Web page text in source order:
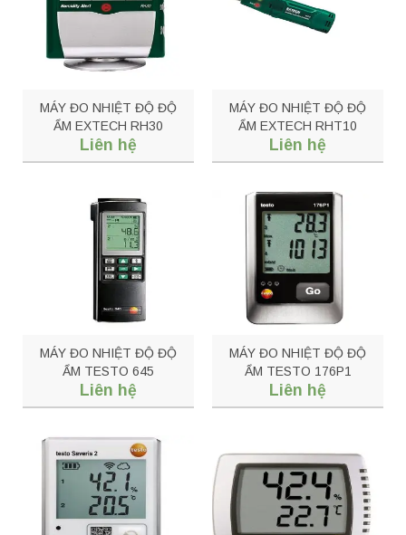
MÁY ĐO NHIỆT ĐỘ ĐỘ
ẨM EXTECH RH30
Liên hệ
MÁY ĐO NHIỆT ĐỘ ĐỘ
ẨM EXTECH RHT10
Liên hệ
MÁY ĐO NHIỆT ĐỘ ĐỘ
ẨM TESTO 645
Liên hệ
MÁY ĐO NHIỆT ĐỘ ĐỘ
ẨM TESTO 176P1
Liên hệ